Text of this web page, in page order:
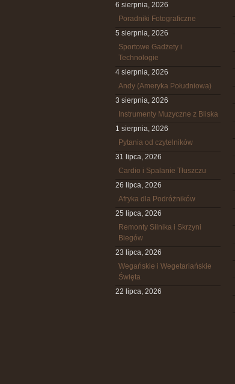
6 sierpnia, 2026
Poradniki Fotograficzne
5 sierpnia, 2026
Sportowe Gadżety i
Technologie
4 sierpnia, 2026
Andy (Ameryka Południowa)
3 sierpnia, 2026
Instrumenty Muzyczne z Bliska
1 sierpnia, 2026
Pytania od czytelników
31 lipca, 2026
Cardio i Spalanie Tłuszczu
26 lipca, 2026
Afryka dla Podróżników
25 lipca, 2026
Remonty Silnika i Skrzyni
Biegów
23 lipca, 2026
Wegańskie i Wegetariańskie
Święta
22 lipca, 2026